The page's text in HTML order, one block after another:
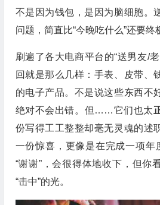
不是因为钱包，是因为脑细胞。
问题，简直比“今晚吃什么”还要终
刷遍了各大电商平台的“送男友/
回就是那么几样：手表、皮带、
的电子产品。不是说这些东西不
绝对不会出错。但……它们也太
份写得工工整整却毫无灵魂的述
一份惊喜，更像是在完成一项年
“谢谢”，会很得体地收下，但你
“击中”的光。